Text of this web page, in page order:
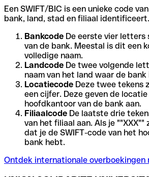
Een SWIFT/BIC is een unieke code
bank, land, stad en filiaal identificeert.
Bankcode De eerste vier letters
van de bank. Meestal is dit een
volledige naam.
Landcode De twee volgende
naam van het land waar de
Locatiecode Deze twee tekens
een cijfer. Deze geven de
hoofdkantoor van de bank aan.
Filiaalcode De laatste drie
van het filiaal aan. Als je
dat je de SWIFT-code van het
bank hebt.
Ontdek internationale overboekingen